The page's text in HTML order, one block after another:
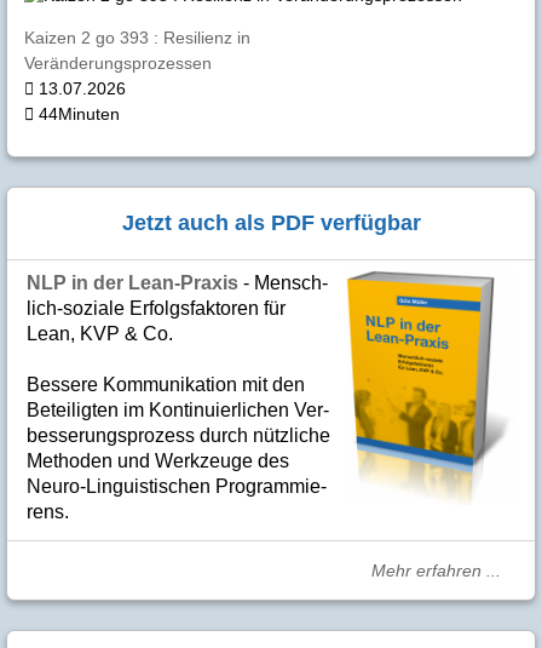
Kaizen 2 go 393 : Resilienz in
Veränderungsprozessen
13.07.2026
44Minuten
Jetzt auch als PDF verfügbar
NLP in der Lean-Praxis - Mensch­
lich-soziale Er­folgs­fak­to­ren für
Lean, KVP & Co.
Bes­se­re Kom­­mu­­ni­ka­tion mit den
Betei­lig­ten im Kon­ti­nuier­li­chen Ver­
bes­se­rungs­­pro­­zess durch nütz­­liche
Me­­tho­­den und Werk­­zeuge des
Neuro-Linguis­­ti­schen Pro­­gram­­mie­­
rens.
Mehr erfahren ...